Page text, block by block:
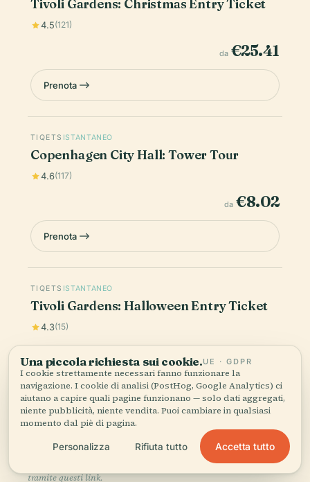
Tivoli Gardens: Christmas Entry Ticket
4.5(121)
da €25.41
Prenota
TIQETS ISTANTANEO
Copenhagen City Hall: Tower Tour
4.6(117)
da €8.02
Prenota
TIQETS ISTANTANEO
Tivoli Gardens: Halloween Entry Ticket
4.3(15)
Prenota
I prezzi sono indicativi — prezzo e disponibilità definitivi
vengono confermati al momento del pagamento. Audiala può
guadagnare una commissione dalle prenotazioni effettuate
tramite questi link.
Una piccola richiesta sui cookie.UE · GDPR
I cookie strettamente necessari fanno funzionare la
navigazione. I cookie di analisi (PostHog, Google Analytics) ci
aiutano a capire quali pagine funzionano — solo dati aggregati,
niente pubblicità, niente vendita. Puoi cambiare in qualsiasi
momento dal piè di pagina.
Personalizza Rifiuta tutto Accetta tutto